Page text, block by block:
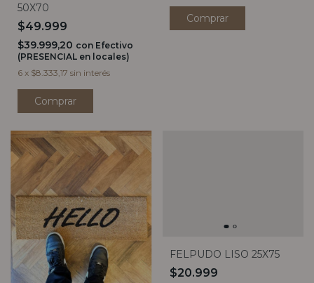
50X70
$49.999
$39.999,20 con Efectivo
(PRESENCIAL en locales)
6 x $8.333,17 sin interés
Comprar
FELPUDO LISO 25X75
$20.999